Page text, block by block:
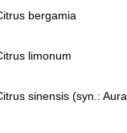
bergamia
limonum
sinensis (syn.: